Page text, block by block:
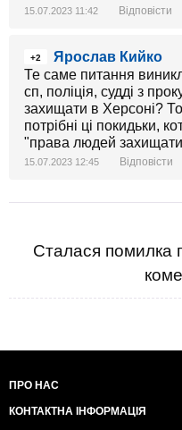
15.07.2023 11:42 Відповісти
+2
Ярослав Кийко
Те саме питання
сп, поліція, судді з
захищати в Херсоні?
потрібні ці покидьки,
"права людей
15.07.2023 12:45 Відповісти
Сталася помилка
ПРО НАС
КОНТАКТНА ІНФОРМАЦІЯ